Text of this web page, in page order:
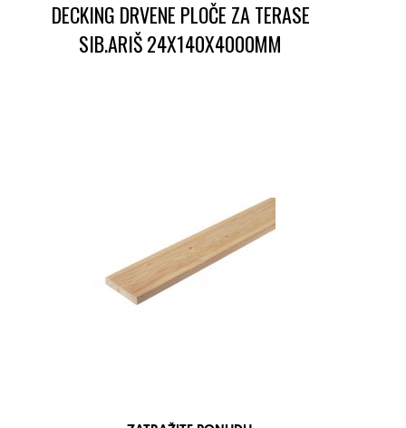
DECKING DRVENE PLOČE ZA TERASE
SIB.ARIŠ 24X140X4000MM